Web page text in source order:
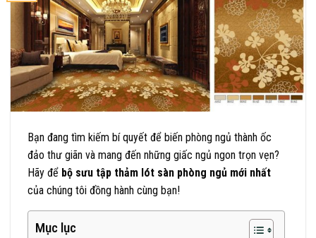
Bạn đang tìm kiếm bí quyết để biến phòng ngủ thành ốc
đảo thư giãn và mang đến những giấc ngủ ngon trọn vẹn?
Hãy để bộ sưu tập thảm lót sàn phòng ngủ mới nhất
của chúng tôi đồng hành cùng bạn!
Mục lục